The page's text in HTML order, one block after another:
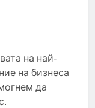
на най-
на бизнеса
да